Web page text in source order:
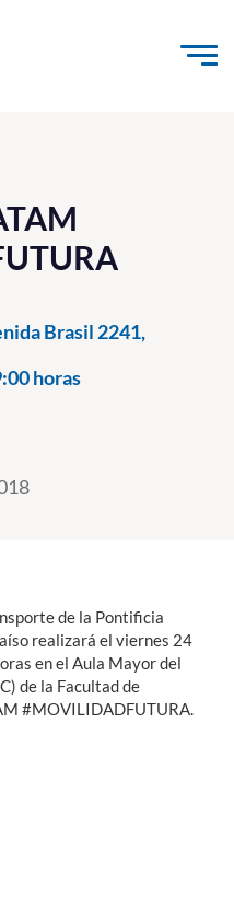
Brasil 2241,
horas
de la Pontificia
realizará el viernes 24
en el Aula Mayor del
de la Facultad de
#MOVILIDADFUTURA.